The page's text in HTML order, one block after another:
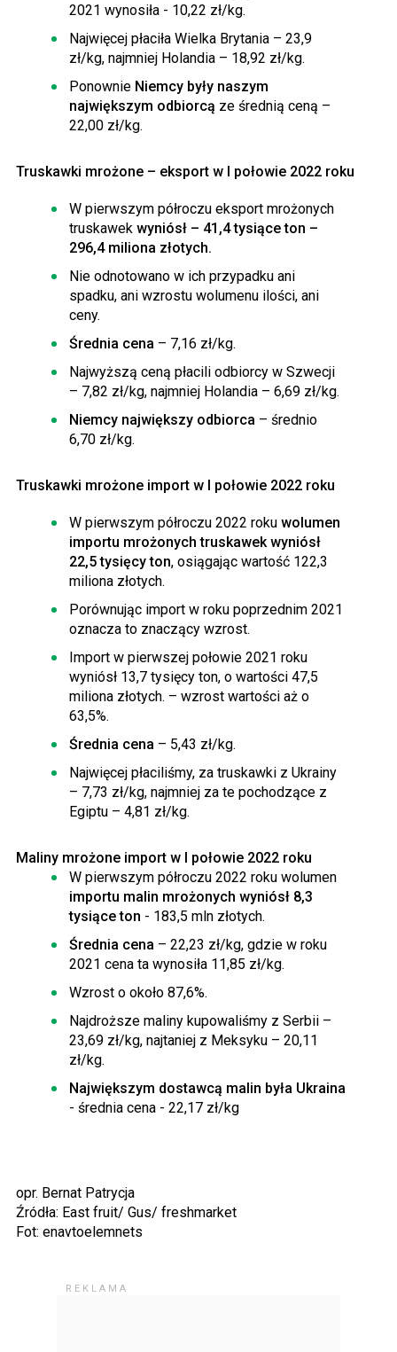
2021 wynosiła - 10,22 zł/kg.
Najwięcej płaciła Wielka Brytania – 23,9
zł/kg, najmniej Holandia – 18,92 zł/kg.
Ponownie Niemcy były naszym
największym odbiorcą ze średnią ceną –
22,00 zł/kg.
Truskawki mrożone – eksport w I połowie 2022 roku
W pierwszym półroczu eksport mrożonych
truskawek wyniósł – 41,4 tysiące ton –
296,4 miliona złotych.
Nie odnotowano w ich przypadku ani
spadku, ani wzrostu wolumenu ilości, ani
ceny.
Średnia cena – 7,16 zł/kg.
Najwyższą ceną płacili odbiorcy w Szwecji
– 7,82 zł/kg, najmniej Holandia – 6,69 zł/kg.
Niemcy największy odbiorca – średnio
6,70 zł/kg.
Truskawki mrożone import w I połowie 2022 roku
W pierwszym półroczu 2022 roku wolumen
importu mrożonych truskawek wyniósł
22,5 tysięcy ton, osiągając wartość 122,3
miliona złotych.
Porównując import w roku poprzednim 2021
oznacza to znaczący wzrost.
Import w pierwszej połowie 2021 roku
wyniósł 13,7 tysięcy ton, o wartości 47,5
miliona złotych. – wzrost wartości aż o
63,5%.
Średnia cena – 5,43 zł/kg.
Najwięcej płaciliśmy, za truskawki z Ukrainy
– 7,73 zł/kg, najmniej za te pochodzące z
Egiptu – 4,81 zł/kg.
Maliny mrożone import w I połowie 2022 roku
W pierwszym półroczu 2022 roku wolumen
importu malin mrożonych wyniósł 8,3
tysiące ton - 183,5 mln złotych.
Średnia cena – 22,23 zł/kg, gdzie w roku
2021 cena ta wynosiła 11,85 zł/kg.
Wzrost o około 87,6%.
Najdroższe maliny kupowaliśmy z Serbii –
23,69 zł/kg, najtaniej z Meksyku – 20,11
zł/kg.
Największym dostawcą malin była Ukraina
- średnia cena - 22,17 zł/kg
opr. Bernat Patrycja
Źródła: East fruit/ Gus/ freshmarket
Fot: enavtoelemnets